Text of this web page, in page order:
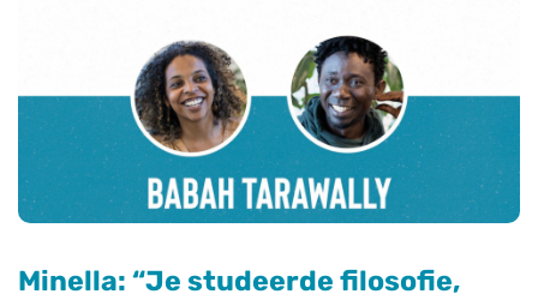
Minella: “Je studeerde filosofie,